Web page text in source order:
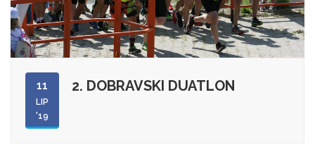
11
LIP
'19
2. DOBRAVSKI DUATLON